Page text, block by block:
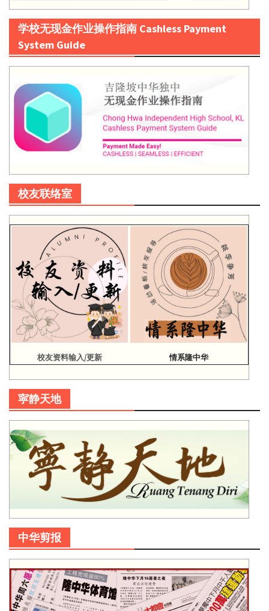
学校无现金作业操作指南 Cashless Payment
System Guide
校友联络室
校友资料输入/更新 情系隆中华
寜静天地
中华剪报